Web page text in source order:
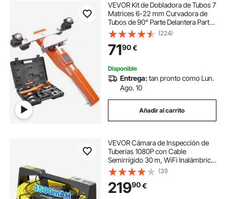
VEVOR Kit de Dobladora de Tubos 7
Matrices 6-22 mm Curvadora de
Tubos de 90° Parte Delantera Parte
Trasera Herramienta de
Desbarbado para Fontanería
Calefacción Suelo Refrigeración
Aire acondicionado
(224)
7190€
Disponible
Entrega:tan pronto como Lun.
Ago. 10
Añadir al carrito
VEVOR Cámara de Inspección de
Tuberías 1080P con Cable
Semirrígido 30 m, WiFi Inalámbrica,
Cámara de Inspección
Endoscópica, 12 Luces LED de 3
Niveles, Batería 4500 mAh para
Fontanería Alcantarillado
(31)
21990€